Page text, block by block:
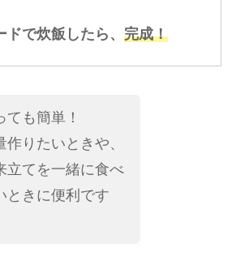
で炊飯したら、 完成！
ても簡単！
作りたいときや、
立てを一緒に食べ
ときに便利です